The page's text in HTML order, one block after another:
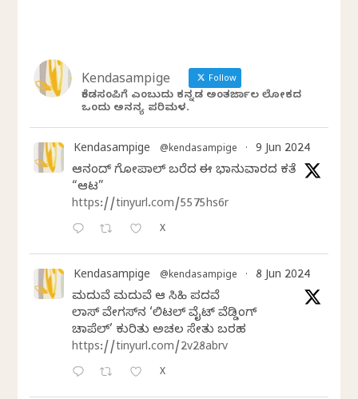
Kendasampige Follow
ಕೆಂಡಸಂಪಿಗೆ ಎಂಬುದು ಕನ್ನಡ ಅಂತರ್ಜಾಲ ಲೋಕದ
ಒಂದು ಅನನ್ಯ ಪರಿಮಳ.
Kendasampige @kendasampige · 9 Jun 2024
ಆನಂದ್‌ ಗೋಪಾಲ್‌ ಬರೆದ ಈ ಭಾನುವಾರದ ಕತೆ
“ಆಟ”
https://tinyurl.com/5575hs6r
X
Kendasampige @kendasampige · 8 Jun 2024
ಮದುವೆ ಮದುವೆ ಆ ಸಿಹಿ ಪದವೆ
ಲಾಸ್‌ ವೇಗಸ್‌ನ ‘ಲಿಟಲ್ ವೈಟ್ ವೆಡ್ಡಿಂಗ್
ಚಾಪೆಲ್’ ಕುರಿತು ಅಚಲ ಸೇತು ಬರಹ
https://tinyurl.com/2v28abrv
X